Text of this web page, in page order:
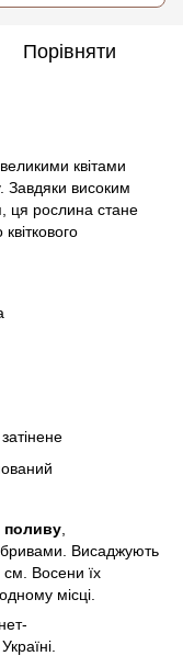
Порівняти
квітами
Завдяки високим
ця рослина стане
поливу
Висаджують
см. Восени їх
місці.